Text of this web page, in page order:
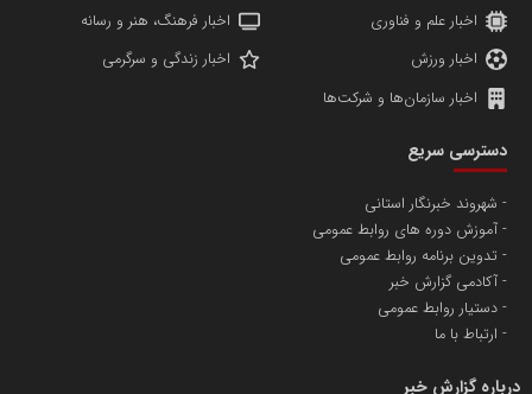
اخبار علم و فناوری
اخبار فرهنگ، هنر و رسانه
اخبار ورزش
اخبار زندگی و سرگرمی
اخبار سازمان‌ها و شرکت‌ها
دسترسی سریع
شهروند خبرنگار استانی
آموزش دوره های روابط عمومی
تدوین برنامه روابط عمومی
آکادمی گزارش خبر
دستیار روابط عمومی
ارتباط با ما
درباره گزارش خبر